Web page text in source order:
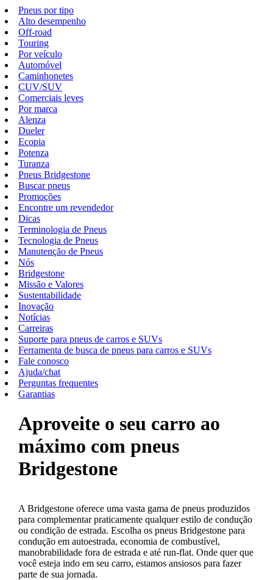
Pneus por tipo
Alto desempenho
Off-road
Touring
Por veículo
Automóvel
Caminhonetes
CUV/SUV
Comerciais leves
Por marca
Alenza
Dueler
Ecopia
Potenza
Turanza
Pneus Bridgestone
Buscar pneus
Promoções
Encontre um revendedor
Dicas
Terminologia de Pneus
Tecnologia de Pneus
Manutenção de Pneus
Nós
Bridgestone
Missão e Valores
Sustentabilidade
Inovação
Notícias
Carreiras
Suporte para pneus de carros e SUVs
Ferramenta de busca de pneus para carros e SUVs
Fale conosco
Ajuda/chat
Perguntas frequentes
Garantias
Aproveite o seu carro ao
máximo com pneus
Bridgestone
A Bridgestone oferece uma vasta gama de pneus produzidos
para complementar praticamente qualquer estilo de condução
ou condição de estrada. Escolha os pneus Bridgestone para
condução em autoestrada, economia de combustível,
manobrabilidade fora de estrada e até run-flat. Onde quer que
você esteja indo em seu carro, estamos ansiosos para fazer
parte de sua jornada.